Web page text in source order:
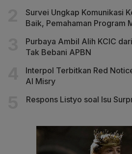
Survei Ungkap Komunikasi
Baik, Pemahaman Program
Purbaya Ambil Alih KCIC
Tak Bebani APBN
Interpol Terbitkan Red
Al Misry
Respons Listyo soal Isu